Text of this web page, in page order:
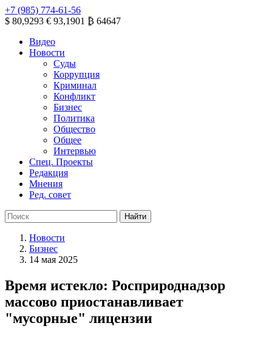
+7 (985) 774-61-56
$ 80,9293 € 93,1901 ₿ 64647
Видео
Новости
Суды
Коррупция
Криминал
Конфликт
Бизнес
Политика
Общество
Общее
Интервью
Спец. Проекты
Редакция
Мнения
Ред. совет
Новости
Бизнес
14 мая 2025
Время истекло: Росприроднадзор
массово приостанавливает
"мусорные" лицензии